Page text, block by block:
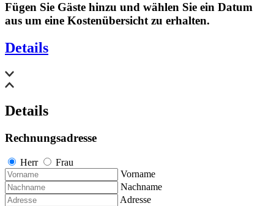
Fügen Sie Gäste hinzu und wählen Sie ein Datum
aus um eine Kostenübersicht zu erhalten.
Details
Details
Rechnungsadresse
Herr
Frau
Vorname
Nachname
Adresse